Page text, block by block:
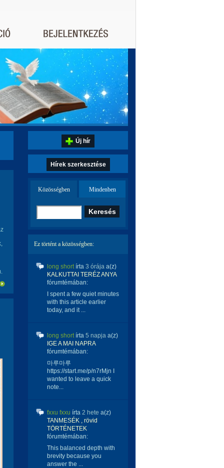
Új hír
Hírek szerkesztése
Közösségben Mindenben
Ez történt a közösségben:
long shortírta 3 órája a(z)
KALKUTTAI TERÉZ ANYA
fórumtémában:
I spent a few quiet minutes
with this article earlier
today, and it ...
long shortírta 5 napja a(z)
IGE A MAI NAPRA
fórumtémában:
마루마루
https://start.me/p/n7rMjn I
wanted to leave a quick
note...
fxxu fxxu írta 2 hete a(z)
TANMESÉK , rövid
TÖRTÉNETEK
fórumtémában:
This balanced depth with
brevity because you
answer the ...